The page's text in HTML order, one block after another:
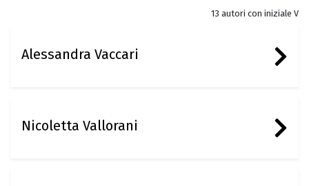
13 autori con iniziale V
Alessandra Vaccari
Nicoletta Vallorani